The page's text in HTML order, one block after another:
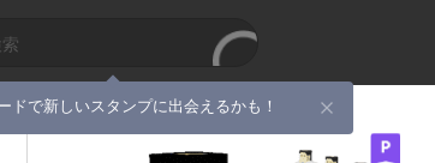
ドで新しいスタンプに出会えるかも！